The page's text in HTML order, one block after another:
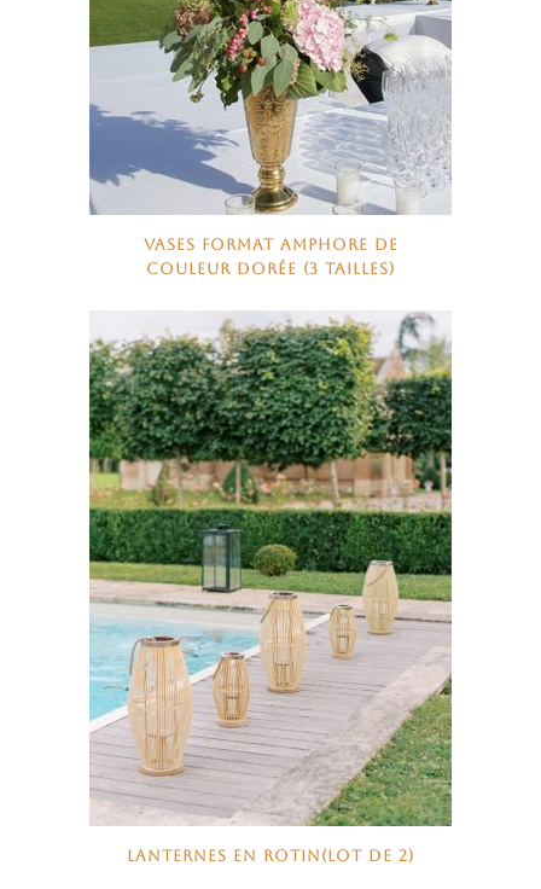
VASES FORMAT AMPHORE DE
COULEUR DORÉE (3 TAILLES)
LANTERNES EN ROTIN(LOT DE 2)